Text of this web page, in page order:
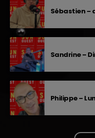
Sébastien –
Sandrine –
Philippe –